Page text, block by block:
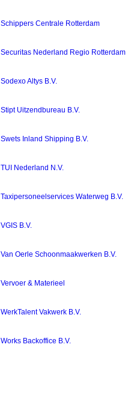
Schippers Centrale Rotterdam
Securitas Nederland Regio Rotterdam
Sodexo Altys B.V.
Stipt Uitzendbureau B.V.
Swets Inland Shipping B.V.
TUI Nederland N.V.
Taxipersoneelservices Waterweg B.V.
VGIS B.V.
Van Oerle Schoonmaakwerken B.V.
Vervoer & Materieel
WerkTalent Vakwerk B.V.
Works Backoffice B.V.